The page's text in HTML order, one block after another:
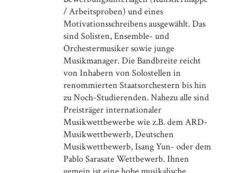
/ Arbeitsproben) und eines
Motivationsschreibens ausgewählt. Das
sind Solisten, Ensemble- und
Orchestermusiker sowie junge
Musikmanager. Die Bandbreite reicht
von Inhabern von Solostellen in
renommierten Staatsorchestern bis hin
zu Noch-Studierenden. Nahezu alle sind
Preisträger internationaler
Musikwettbewerbe wie z.B. dem ARD-
Musikwettbewerb, Deutschen
Musikwettbewerb, Isang Yun- oder dem
Pablo Sarasate Wettbewerb. Ihnen
Einführende Beiträge zu Geschichte, Funktionen und
Diskursen der Kulturpolitikforschung
Classical Concert Studies
A Companion to Contemporary Research and Performance